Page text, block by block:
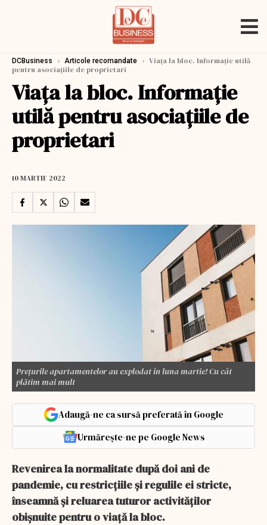
DCBusiness › Articole recomandate › Viața la bloc. Informație utilă
pentru asociațiile de proprietari
Viața la bloc. Informație
utilă pentru asociațiile de
proprietari
10 MARTIE 2022
Prețurile apartamentelor au explodat în luna martie! Cu cât
plătim mai mult
Adaugă-ne ca sursă preferată în Google
Urmărește-ne pe Google News
Revenirea la normalitate după doi ani de
pandemie, cu restricțiile și regulile ei stricte,
înseamnă și reluarea tuturor activităților
obișnuite pentru o viață la bloc.